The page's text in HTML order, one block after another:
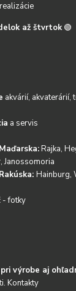
až štvrtok 🟢
akvárií, akvaterárií,
a servis
Rajka,
Janossomoria
Hainburg,
- fotky
výrobe aj
Kontakty